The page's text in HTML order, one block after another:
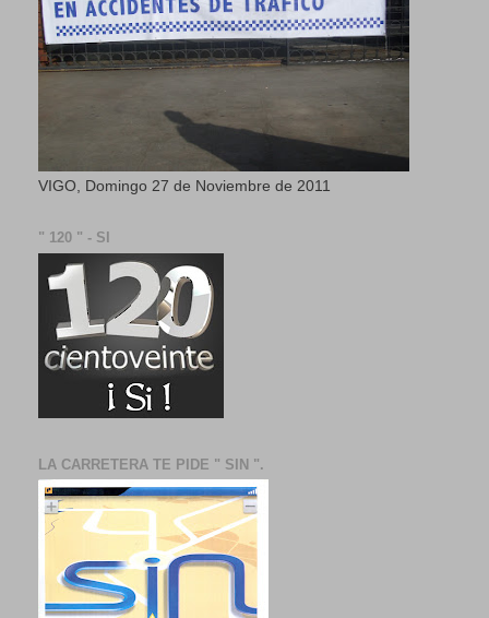
VIGO, Domingo 27 de Noviembre de 2011
" 120 " - SI
LA CARRETERA TE PIDE " SIN ".